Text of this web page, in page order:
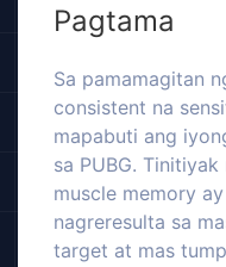
Pagtama
Sa pamamagitan
consistent na
mapabuti ang
sa PUBG.
muscle memory
nagreresulta sa
target at mas